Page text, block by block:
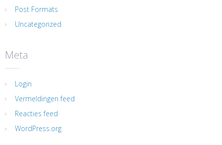
Post Formats
Uncategorized
Meta
Login
Vermeldingen feed
Reacties feed
WordPress.org